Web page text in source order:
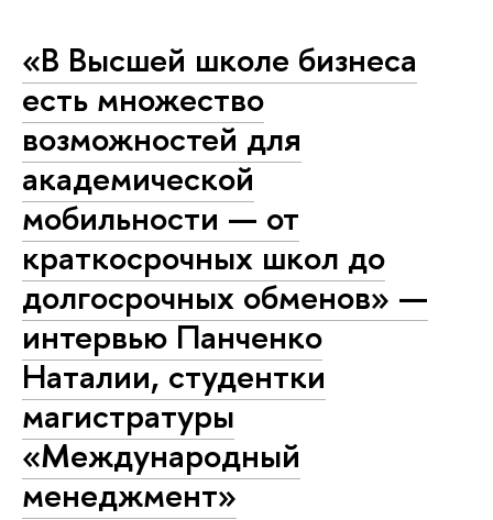
«В Высшей школе бизнеса
есть множество
возможностей для
академической
мобильности — от
краткосрочных школ до
долгосрочных обменов» —
интервью Панченко
Наталии, студентки
магистратуры
«Международный
менеджмент»